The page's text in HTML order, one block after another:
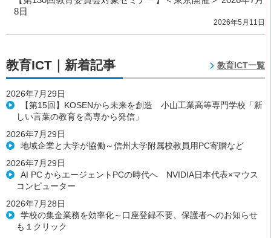
8日
2026年5月11日
教育ICT｜新着記事 教育ICT一覧
2026年7月29日
【第15回】KOSENから未来を創造 小山工業高等専門学校「新
しい言葉の教育を高専から発信」
2026年7月29日
地域企業と大学が協働～信州大学附属校教員用PC寄贈など
2026年7月29日
AI PC からエージェントPCの時代へ NVIDIA日本代表×マウス
コンピューター
2026年7月28日
学校の集金業務を効率化～口座登録不要、保護者へのお知らせ
も１クリック